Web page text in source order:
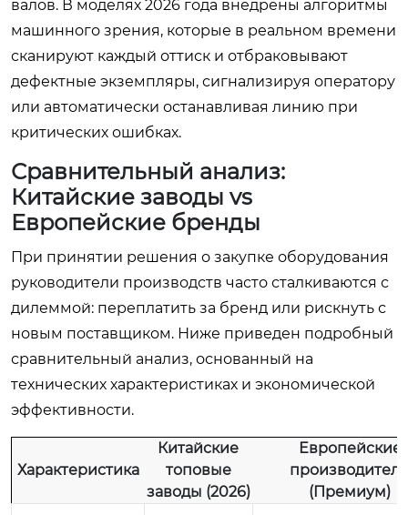
валов. В моделях 2026 года внедрены алгоритмы
машинного зрения, которые в реальном времени
сканируют каждый оттиск и отбраковывают
дефектные экземпляры, сигнализируя оператору
или автоматически останавливая линию при
критических ошибках.
Сравнительный анализ:
Китайские заводы vs
Европейские бренды
При принятии решения о закупке оборудования
руководители производств часто сталкиваются с
дилеммой: переплатить за бренд или рискнуть с
новым поставщиком. Ниже приведен подробный
сравнительный анализ, основанный на
технических характеристиках и экономической
эффективности.
Характеристика
Китайские
топовые
заводы (2026)
Европейские
(Премиум)